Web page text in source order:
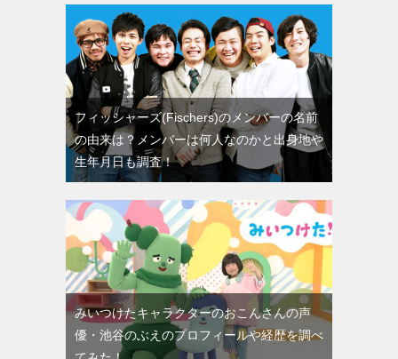
フィッシャーズ(Fischers)のメンバーの名前
の由来は？メンバーは何人なのかと出身地や
生年月日も調査！
みいつけたキャラクターのおこんさんの声
優・池谷のぶえのプロフィールや経歴を調べ